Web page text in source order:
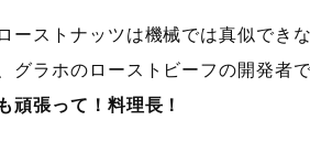
ーストナッツは機械では真似でき
グラホのローストビーフの開発者
頑張って！料理長！